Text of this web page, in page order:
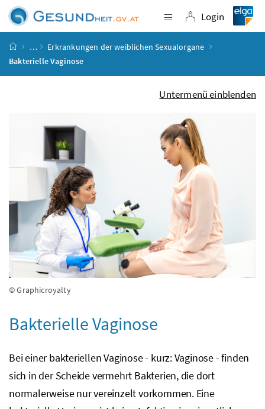
Zum Inhalt
Zum Hauptmenü
Zum Untermenü
Zur Suche
Navigation
Login
Login
Startseite
…
Erkrankungen der weiblichen Sexualorgane
Bakterielle Vaginose
Untermenü einblenden
© Graphicroyalty
Bakterielle Vaginose
Bei einer bakteriellen Vaginose - kurz: Vaginose - finden
sich in der Scheide vermehrt Bakterien, die dort
normalerweise nur vereinzelt vorkommen. Eine